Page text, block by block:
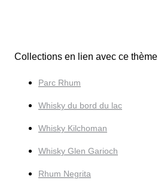
Collections en lien avec ce thème
Parc Rhum
Whisky du bord du lac
Whisky Kilchoman
Whisky Glen Garioch
Rhum Negrita